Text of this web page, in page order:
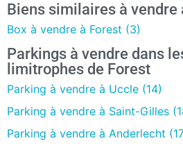
Biens similaires à vendre
Box à vendre à Forest (3)
Parkings à vendre dans
limitrophes de Forest
Parking à vendre à Uccle (14)
Parking à vendre à Saint-Gilles
Parking à vendre à Anderlecht